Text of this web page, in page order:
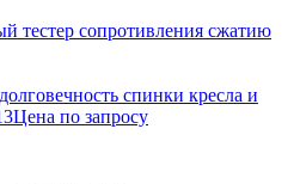
тестер сопротивления сжатию
спинки кресла и
Цена по запросу